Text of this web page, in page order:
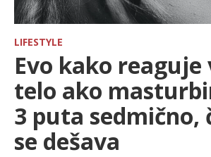
HRONIKA
FARMERI
TV
SPORT
LIFESTYLE
Evo kako reaguje
telo ako
3 puta sedmično,
se dešava